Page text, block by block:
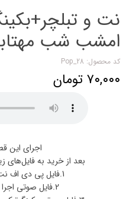
نت و
امشب شب
کد محصول: Pop_28
۷۰,۰۰۰ تومان
اجرای این
بعد از خرید به
1.فایل پی دی اف نت امشب شب مهتابه
2.فایل صوتی اجرا امشب شب مهتابه